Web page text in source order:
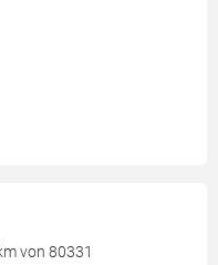
von 80331